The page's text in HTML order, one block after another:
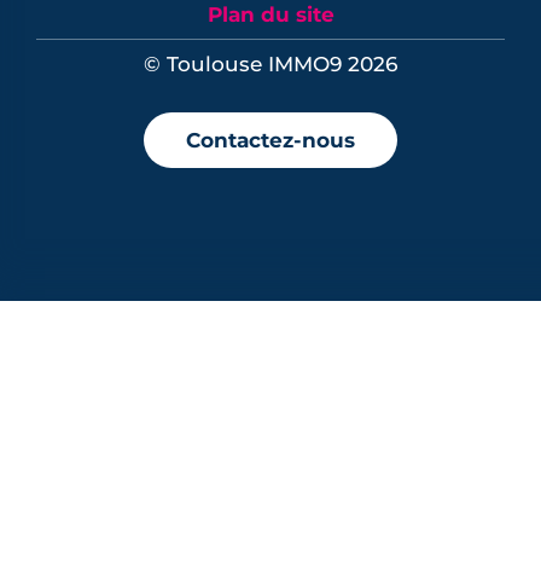
Plan du site
© Toulouse IMMO9 2026
Contactez-nous